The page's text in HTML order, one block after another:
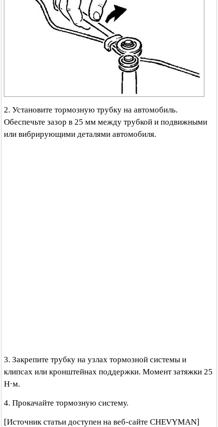
2. Установите тормозную трубку на автомобиль.
Обеспечьте зазор в 25 мм между трубкой и подвижными
или вибрирующими деталями автомобиля.
3. Закрепите трубку на узлах тормозной системы и
клипсах или кронштейнах поддержки. Момент затяжки 25
Н·м.
4. Прокачайте тормозную систему.
[Источник статьи доступен на веб-сайте CHEVYMAN]